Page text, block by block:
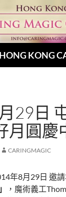
29日
月圓慶
CARINGMAGIC
年8月29日 邀
，魔術義工